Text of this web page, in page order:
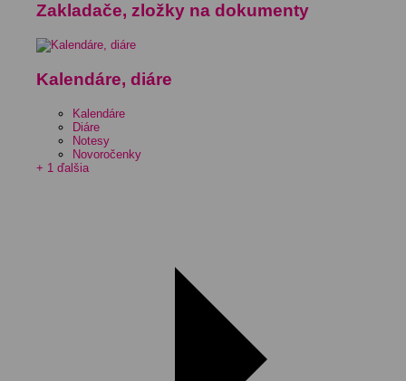
Zakladače, zložky na dokumenty
Kalendáre, diáre
Kalendáre
Diáre
Notesy
Novoročenky
+ 1 ďalšia